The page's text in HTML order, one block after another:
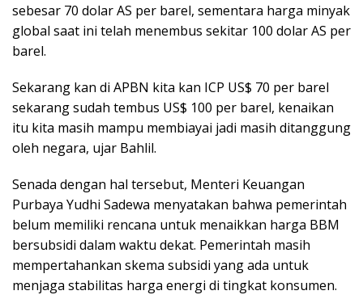
sebesar 70 dolar AS per barel, sementara harga minyak
global saat ini telah menembus sekitar 100 dolar AS per
barel.
Sekarang kan di APBN kita kan ICP US$ 70 per barel
sekarang sudah tembus US$ 100 per barel, kenaikan
itu kita masih mampu membiayai jadi masih ditanggung
oleh negara, ujar Bahlil.
Senada dengan hal tersebut, Menteri Keuangan
Purbaya Yudhi Sadewa menyatakan bahwa pemerintah
belum memiliki rencana untuk menaikkan harga BBM
bersubsidi dalam waktu dekat. Pemerintah masih
mempertahankan skema subsidi yang ada untuk
menjaga stabilitas harga energi di tingkat konsumen.